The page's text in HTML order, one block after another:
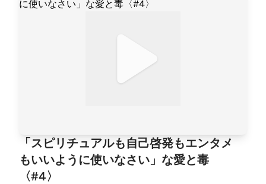
ママの愛、届く？〜━━━━━━━━━━━━━━━
si=7lrPo5CLRKKqLO4tw9TjpA&amp;pi=5Vz1DxHRS_i
Gx ──────────────── ▼ あなたの「ちょっと聞
こちらまでお寄せください。 ───────────────
─ ▼ 公式HPhttps://aitodoku.com ▼ SNS番組公式X:
https://twitter.com/snack_aitodokuゆきママX: http
s://twitter.com/nara_deer18ゆきママInstagram: http
「スピリチュアルも自己啓発もエンタメ
もいいように使いなさい」な愛と毒
〈#4〉